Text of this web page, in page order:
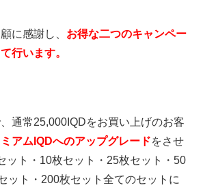
に感謝し、 お得な二つのキャンペー
行います。
通常25,000IQDをお買い上げのお客
アムIQDへのアップグレードをさせ
ット・10枚セット・25枚セット・50
ット・200枚セット全てのセットに